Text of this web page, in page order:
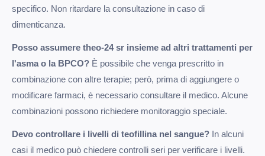
specifico. Non ritardare la consultazione in caso di
dimenticanza.
Posso assumere theo-24 sr insieme ad altri trattamenti per
l'asma o la BPCO? È possibile che venga prescritto in
combinazione con altre terapie; però, prima di aggiungere o
modificare farmaci, è necessario consultare il medico. Alcune
combinazioni possono richiedere monitoraggio speciale.
Devo controllare i livelli di teofillina nel sangue? In alcuni
casi il medico può chiedere controlli seri per verificare i livelli.